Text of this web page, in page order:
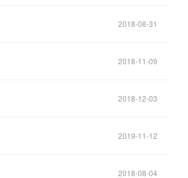
2018-08-31
2018-11-09
2018-12-03
2019-11-12
2018-08-04